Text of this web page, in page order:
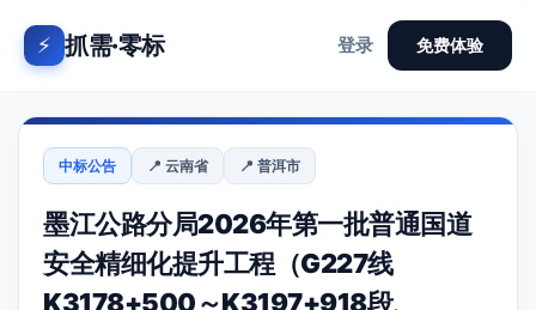
⚡ 抓需·零标 登录 免费体验
中标公告 📍 云南省 📍 普洱市
墨江公路分局2026年第一批普通国道
安全精细化提升工程（G227线
K3178+500～K3197+918段、